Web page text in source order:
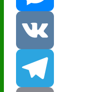
Messenger
VK